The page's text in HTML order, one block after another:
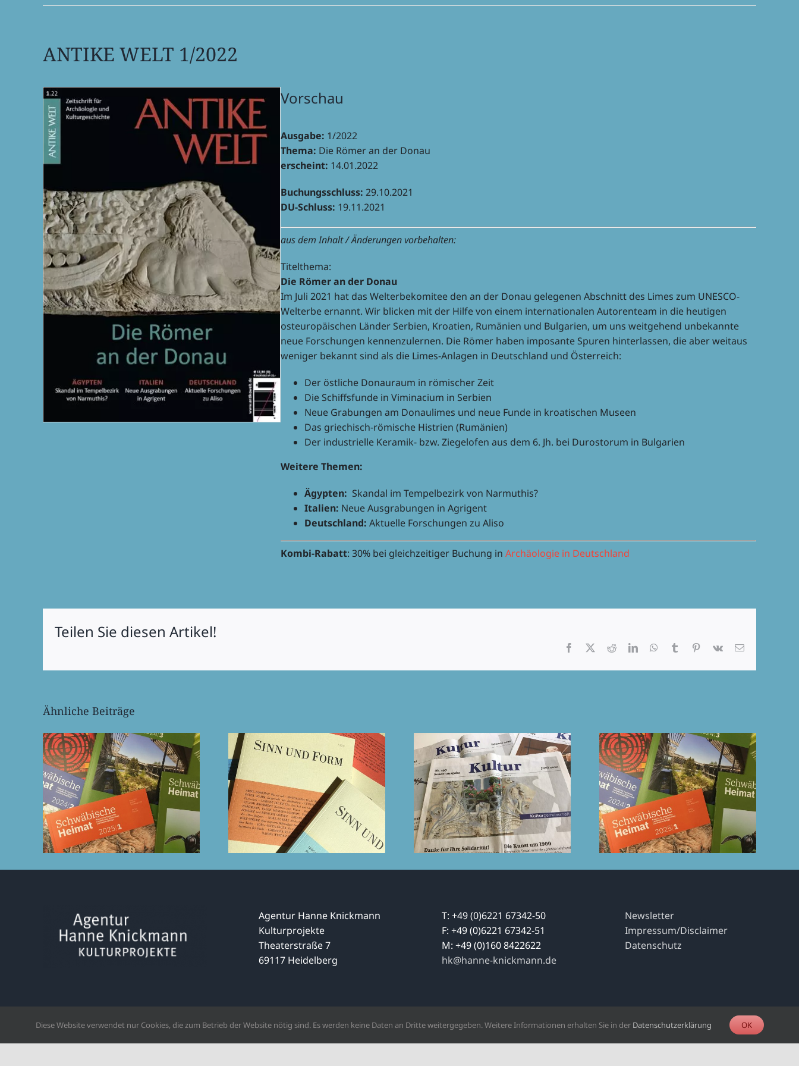
ANTIKE WELT 1/2022
Vorschau
Ausgabe: 1/2022
Thema: Die Römer an der Donau
erscheint: 14.01.2022
Buchungs­schluss: 29.10.2021
DU-Schluss: 19.11.2021
aus dem Inhalt / Ände­run­gen vorbehalten:
Titel­thema:
Die Römer an der Donau
Im Juli 2021 hat das Welt­erbe­ko­mi­tee den an der Donau gele­ge­nen Abschnitt des Limes zum UNESCO-
Welt­erbe ernannt. Wir blicken mit der Hilfe von einem inter­na­tio­na­len Autoren­team in die heuti­gen
osteu­ro­päi­schen Länder Serbien, Kroa­tien, Rumä­nien und Bulga­rien, um uns weit­ge­hend unbe­kannte
neue Forschun­gen kennen­zu­ler­nen. Die Römer haben impo­sante Spuren hinter­las­sen, die aber weit­aus
weni­ger bekannt sind als die Limes-Anla­gen in Deutsch­land und Österreich:
Der östli­che Donau­raum in römi­scher Zeit
Die Schiffs­funde in Vimi­nacium in Serbien
Neue Grabun­gen am Donau­li­mes und neue Funde in kroa­ti­schen Museen
Das grie­chisch-römi­sche Histrien (Rumä­nien)
Der indus­tri­elle Kera­mik- bzw. Ziegel­ofen aus dem 6. Jh. bei Duros­torum in Bulgarien
Weitere Themen:
Ägyp­ten: Skan­dal im Tempel­be­zirk von Narmuthis?
Italien: Neue Ausgra­bun­gen in Agrigent
Deutsch­land: Aktu­elle Forschun­gen zu Aliso
Kombi-Rabatt: 30% bei gleich­zei­ti­ger Buchung in Archäo­lo­gie in Deutschland
Teilen Sie diesen Artikel!
Facebook RedditLinkedInWhatsApp
Tumblr Pinterest
Vk
E-
Ähnliche Beiträge
Agentur Hanne Knickmann
Kulturprojekte
Theaterstraße 7
69117 Heidelberg
T: +49 (0)6221 67342-50
F: +49 (0)6221 67342-51
M: +49 (0)160 8422622
hk@hanne-knickmann.de
Newsletter
Impressum/Disclaimer
Datenschutz
Copyright 2023 | Alle Rechte vorbehalten | Agentur Hanne Knickmann
Diese Website verwendet nur Cookies, die zum Betrieb der Website nötig sind. Es werden keine Daten an Dritte weitergegeben. Weitere Informationen erhalten Sie in der Datenschutzerklärung OK